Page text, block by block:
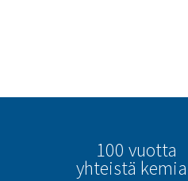
100 vuotta
yhteistä